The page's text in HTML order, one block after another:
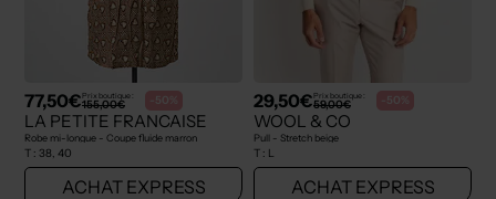
77,50€Prix boutique :
155,00€ -50%
LA PETITE FRANCAISE
Robe mi-longue - Coupe fluide marron
T : 38, 40
ACHAT EXPRESS
29,50€Prix boutique :
59,00€ -50%
WOOL & CO
Pull - Stretch beige
T : L
ACHAT EXPRESS